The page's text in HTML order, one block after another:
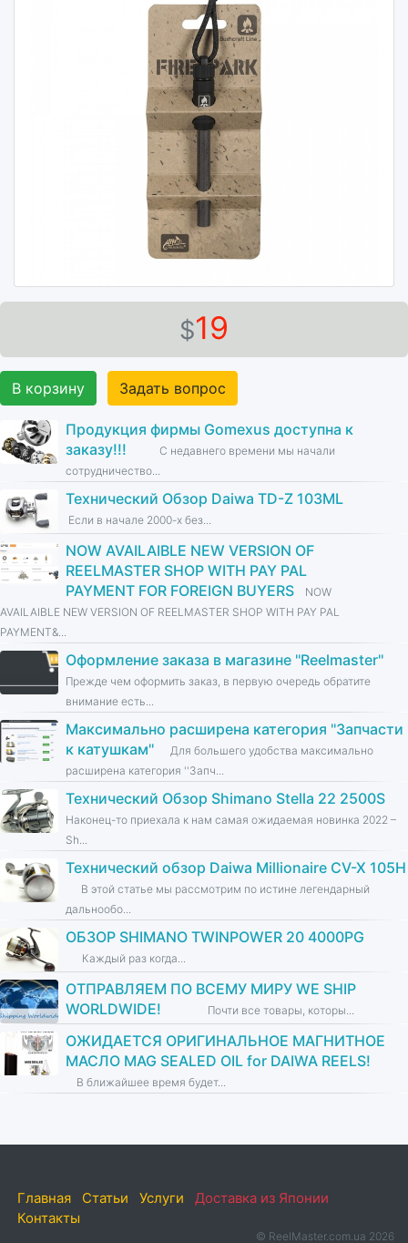
$19
В корзину Задать вопрос
Продукция фирмы Gomexus доступна к
заказу!!!
С недавнего времени мы начали
сотрудничество...
Технический Обзор Daiwa TD-Z 103ML
Если в начале 2000-х без...
NOW AVAILAIBLE NEW VERSION OF
REELMASTER SHOP WITH PAY PAL
PAYMENT FOR FOREIGN BUYERS
NOW
AVAILAIBLE NEW VERSION OF REELMASTER SHOP WITH PAY PAL
PAYMENT&...
Оформление заказа в магазине ''Reelmaster''
Прежде чем оформить заказ, в первую очередь обратите
внимание есть...
Максимально расширена категория ''Запчасти
к катушкам''
Для большего удобства максимально
расширена категория ''Запч...
Технический Обзор Shimano Stella 22 2500S
Наконец-то приехала к нам самая ожидаемая новинка 2022 –
Sh...
Технический обзор Daiwa Millionaire CV-X 105H
В этой статье мы рассмотрим по истине легендарный
дальнообо...
ОБЗОР SHIMANO TWINPOWER 20 4000PG
Каждый раз когда...
ОТПРАВЛЯЕМ ПО ВСЕМУ МИРУ WE SHIP
WORLDWIDE!
Почти все товары, которы...
ОЖИДАЕТСЯ ОРИГИНАЛЬНОЕ МАГНИТНОЕ
МАСЛО MAG SEALED OIL for DAIWA REELS!
В ближайшее время будет...
Главная Статьи Услуги
Доставка из Японии
Контакты
© ReelMaster.com.ua 2026